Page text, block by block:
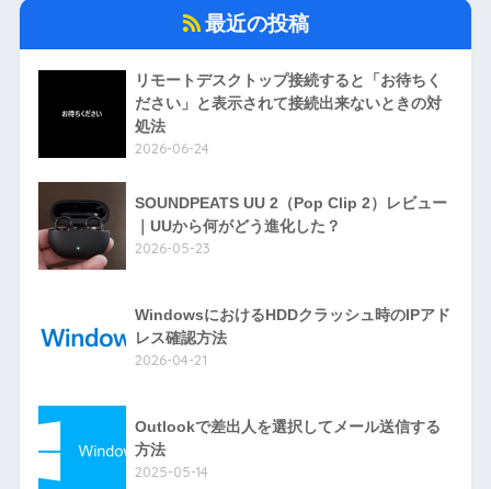
最近の投稿
リモートデスクトップ接続すると「お待ちく
ださい」と表示されて接続出来ないときの対
処法
2026-06-24
SOUNDPEATS UU 2（Pop Clip 2）レビュー
｜UUから何がどう進化した？
2026-05-23
WindowsにおけるHDDクラッシュ時のIPアド
レス確認方法
2026-04-21
Outlookで差出人を選択してメール送信する
方法
2025-05-14